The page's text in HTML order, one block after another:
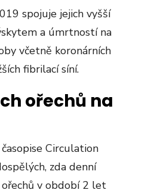
spojuje jejich vyšší
a úmrtností na
včetně koronárních
fibrilací síní.
ořechů na
Circulation
zda denní
ořechů v období 2 let